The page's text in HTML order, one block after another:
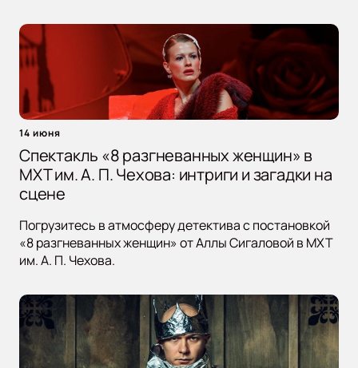
14 июня
Спектакль «8 разгневанных женщин» в
МХТ им. А. П. Чехова: интриги и загадки на
сцене
Погрузитесь в атмосферу детектива с постановкой
«8 разгневанных женщин» от Аллы Сигаловой в МХТ
им. А. П. Чехова.